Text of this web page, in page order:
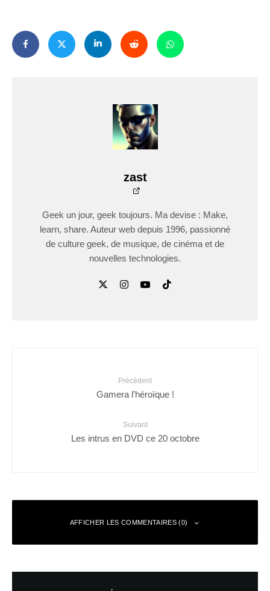
zast
Geek un jour, geek toujours. Ma devise : Make,
learn, share. Auteur web depuis 1996, passionné
de culture geek, de musique, de cinéma et de
nouvelles technologies.
Précédent
Gamera l’héroïque !
Suivant
Les intrus en DVD ce 20 octobre
AFFICHER LES COMMENTAIRES (0)